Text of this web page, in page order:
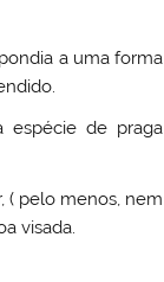
a uma forma
espécie de praga
( pelo menos, nem
visada.